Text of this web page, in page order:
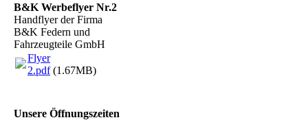
B&K Werbeflyer Nr.2
Handflyer der Firma
B&K Federn und
Fahrzeugteile GmbH
Flyer
2.pdf(1.67MB)
Unsere Öffnungszeiten